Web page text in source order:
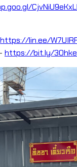
https://lin.ee/
https://bit.ly/